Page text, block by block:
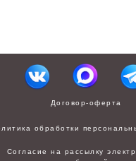
Согласие на рассылку
обработки
Договор-оферта